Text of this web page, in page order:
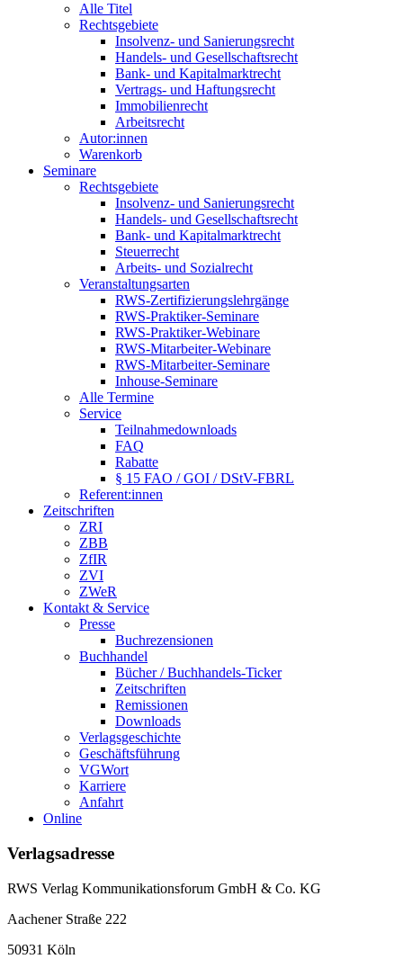
Alle Titel
Rechtsgebiete
Insolvenz- und Sanierungsrecht
Handels- und Gesellschaftsrecht
Bank- und Kapitalmarktrecht
Vertrags- und Haftungsrecht
Immobilienrecht
Arbeitsrecht
Autor:innen
Warenkorb
Seminare
Rechtsgebiete
Insolvenz- und Sanierungsrecht
Handels- und Gesellschaftsrecht
Bank- und Kapitalmarktrecht
Steuerrecht
Arbeits- und Sozialrecht
Veranstaltungsarten
RWS-Zertifizierungslehrgänge
RWS-Praktiker-Seminare
RWS-Praktiker-Webinare
RWS-Mitarbeiter-Webinare
RWS-Mitarbeiter-Seminare
Inhouse-Seminare
Alle Termine
Service
Teilnahmedownloads
FAQ
Rabatte
§ 15 FAO / GOI / DStV-FBRL
Referent:innen
Zeitschriften
ZRI
ZBB
ZfIR
ZVI
ZWeR
Kontakt & Service
Presse
Buchrezensionen
Buchhandel
Bücher / Buchhandels-Ticker
Zeitschriften
Remissionen
Downloads
Verlagsgeschichte
Geschäftsführung
VGWort
Karriere
Anfahrt
Online
Verlagsadresse
RWS Verlag Kommunikationsforum GmbH & Co. KG
Aachener Straße 222
50931 Köln